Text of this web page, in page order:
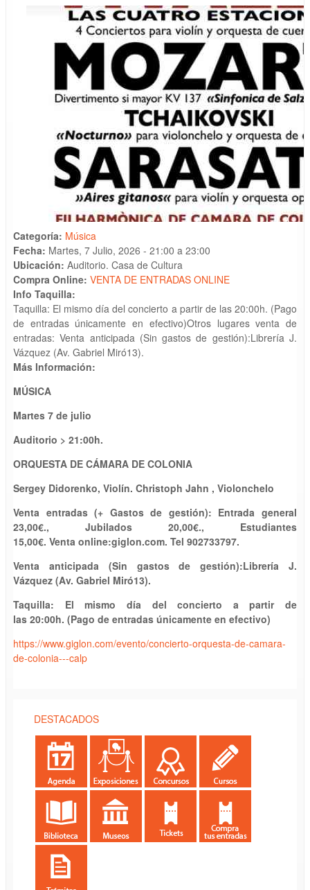
Categoría: Música
Fecha: Martes, 7 Julio, 2026 - 21:00 a 23:00
Ubicación: Auditorio. Casa de Cultura
Compra Online: VENTA DE ENTRADAS ONLINE
Info Taquilla:
Taquilla: El mismo día del concierto a partir de las 20:00h. (Pago
de entradas únicamente en efectivo)Otros lugares venta de
entradas: Venta anticipada (Sin gastos de gestión):Librería J.
Vázquez (Av. Gabriel Miró13).
Más Información:
MÚSICA
Martes 7 de julio
Auditorio > 21:00h.
ORQUESTA DE CÁMARA DE COLONIA
Sergey Didorenko, Violín. Christoph Jahn , Violonchelo
Venta entradas (+ Gastos de gestión): Entrada general
23,00€., Jubilados 20,00€., Estudiantes
15,00€. Venta online:giglon.com. Tel 902733797.
Venta anticipada (Sin gastosde gestión):Librería J.
Vázquez (Av. Gabriel Miró13).
Taquilla: El mismo día del concierto a partir de
las 20:00h. (Pago de entradas únicamente en efectivo)
https://www.giglon.com/evento/concierto-orquesta-de-camara-
de-colonia---calp
DESTACADOS